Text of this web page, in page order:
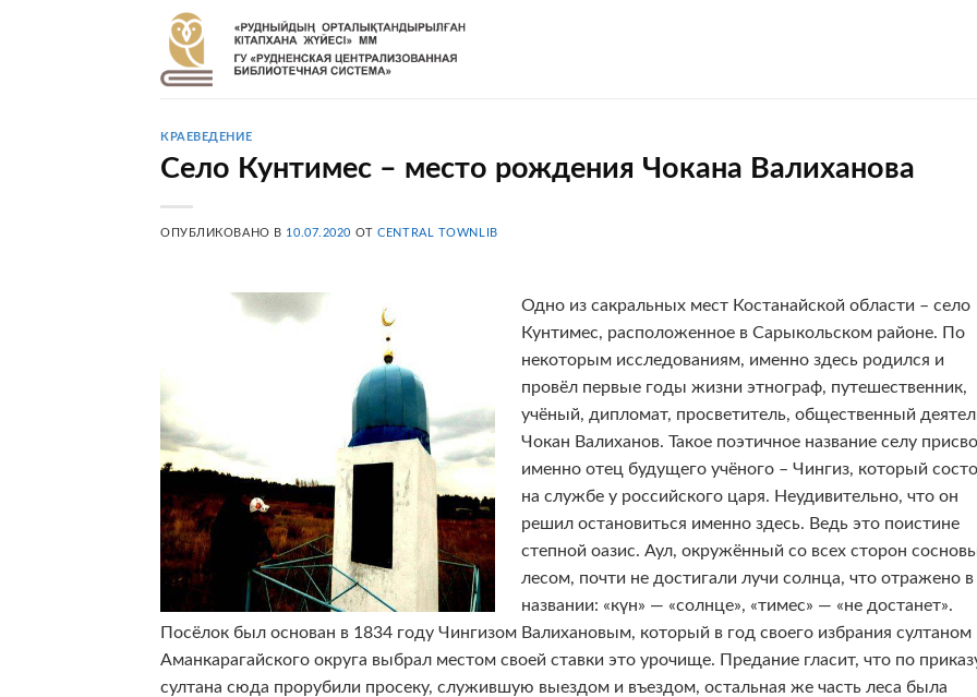
КРАЕВЕДЕНИЕ
Село Кунтимес – место рождения Чокана Валиханова
ОПУБЛИКОВАНО В 10.07.2020 ОТCENTRAL TOWNLIB
Одно из сакральных мест Костанайской области – село
Кунтимес, расположенное в Сарыкольском районе. По
некоторым исследованиям, именно здесь родился и
провёл первые годы жизни этнограф, путешественник,
учёный, дипломат, просветитель, общественный
Чокан Валиханов. Такое поэтичное название селу
именно отец будущего учёного – Чингиз, который
на службе у российского царя. Неудивительно, что он
решил остановиться именно здесь. Ведь это поистине
степной оазис. Аул, окружённый со всех сторон
лесом, почти не достигали лучи солнца, что отражено в
названии: «күн» — «солнце», «тимес» — «не достанет».
Посёлок был основан в 1834 году Чингизом Валихановым, который в год своего избрания султаном
Аманкарагайского округа выбрал местом своей ставки это урочище. Предание гласит, что по
султана сюда прорубили просеку, служившую выездом и въездом, остальная же часть леса была